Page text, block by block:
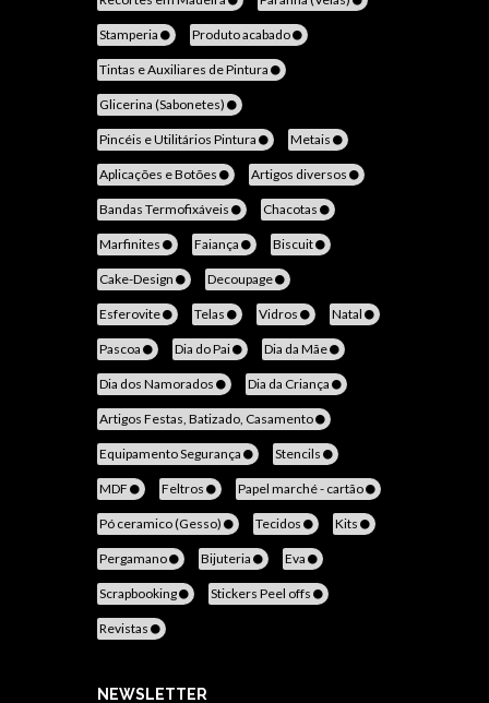
Stamperia Produto acabado
Tintas e Auxiliares de Pintura
Glicerina (Sabonetes)
Pincéis e Utilitários Pintura Metais
Aplicações e Botões Artigos diversos
Bandas Termofixáveis Chacotas
Marfinites Faiança Biscuit
Cake-Design Decoupage
Esferovite Telas Vidros Natal
Pascoa Dia do Pai Dia da Mãe
Dia dos Namorados Dia da Criança
Artigos Festas, Batizado, Casamento
Equipamento Segurança Stencils
MDF Feltros Papel marché - cartão
Pó ceramico (Gesso) Tecidos Kits
Pergamano Bijuteria Eva
Scrapbooking Stickers Peel offs
Revistas
NEWSLETTER